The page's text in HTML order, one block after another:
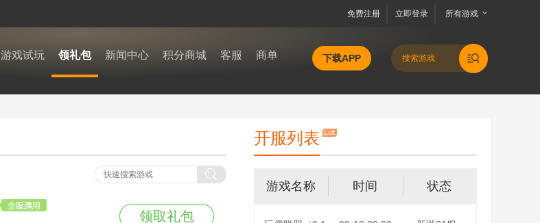
所有游戏
立即登录
免费注册
游戏试玩 领礼包 新闻中心 积分商城 客服 商单 下载APP
领取礼包
开服列表
游戏名称 时间 状态